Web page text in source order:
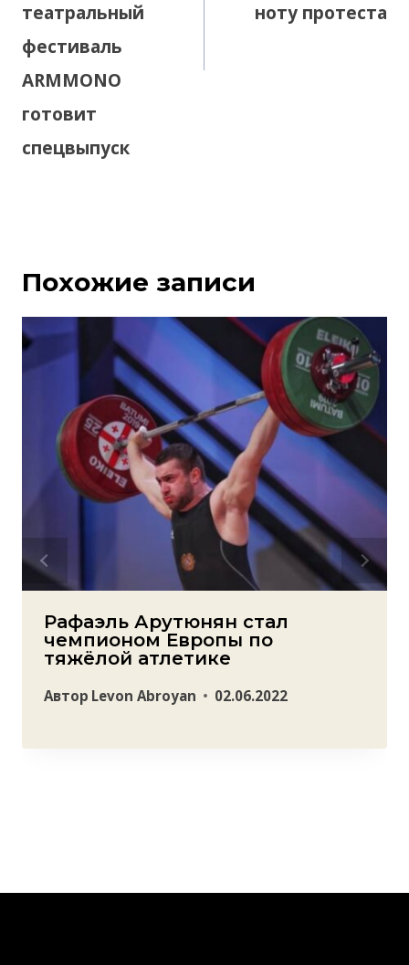
театральный
фестиваль
ARMMONO
готовит
спецвыпуск
ноту протеста
Похожие записи
Рафаэль Арутюнян стал
чемпионом Европы по
тяжёлой атлетике
Автор Levon Abroyan 02.06.2022